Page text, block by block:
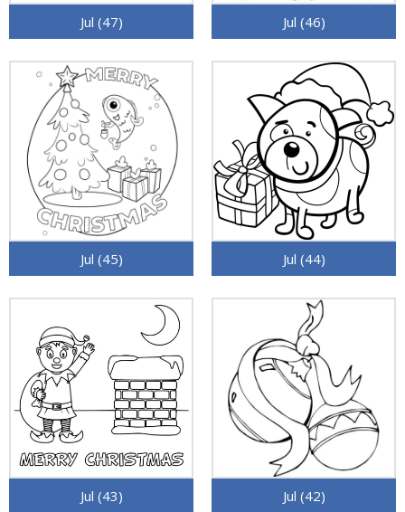
Jul (47) Jul (46)
Jul (45) Jul (44)
Jul (43) Jul (42)